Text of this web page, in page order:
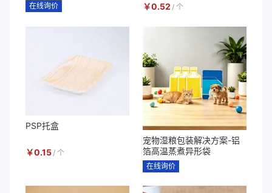
在线询价 ￥0.52 / 个
PSP托盒
￥0.15 / 个
宠物湿粮包装解决方案-铝
箔高温蒸煮异形袋
在线询价